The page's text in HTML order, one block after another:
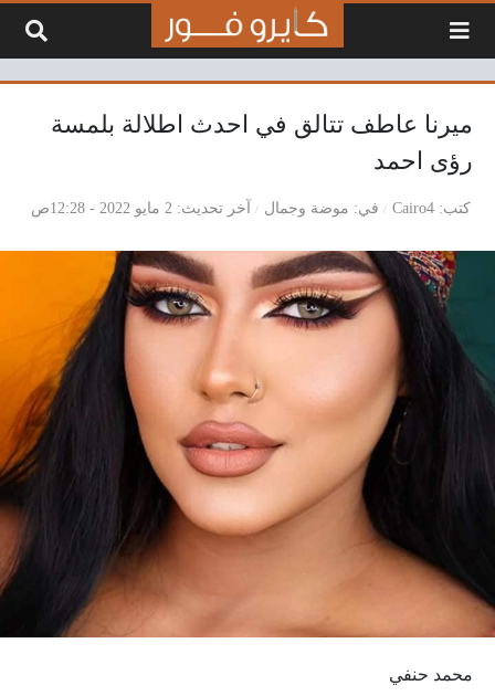
ميرنا عاطف تتالق في احدث اطلالة بلمسة
رؤى احمد
كتب Cairo4 في موضة وجمال آخر تحديث 2 مايو 2022 - 12:28ص
محمد حنفي